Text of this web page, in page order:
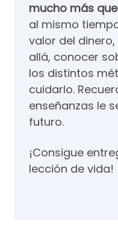
mucho más
al mismo
valor del
allá, conocer
los distintos
cuidarlo.
enseñanzas le
futuro.
¡Consigue
lección de vida!